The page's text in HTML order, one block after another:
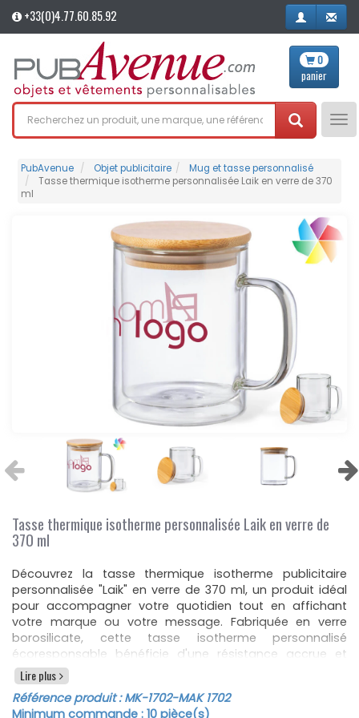
+33(0)4.77.60.85.92
0
panier
PubAvenue Objet publicitaire
Mug et tasse personnalisé
Tasse thermique isotherme personnalisée Laik en verre de 370
ml
Tasse thermique isotherme personnalisée Laik en verre de
370 ml
Découvrez la tasse thermique isotherme publicitaire
personnalisée "Laik" en verre de 370 ml, un produit idéal
pour accompagner votre quotidien tout en affichant
votre marque ou votre message. Fabriquée en verre
borosilicate, cette tasse isotherme personnalisé
écoresponsable bénéficie d'une résistance accrue et
d'une durabilité exceptionnelle, capable de supporter
des températures élevées sans risque de briser. Sa
double paroi isotherme ne conserve pas seulement vos
Lire plus
Référence produit :MK-1702-MAK 1702
Minimum commande : 10 pièce(s)